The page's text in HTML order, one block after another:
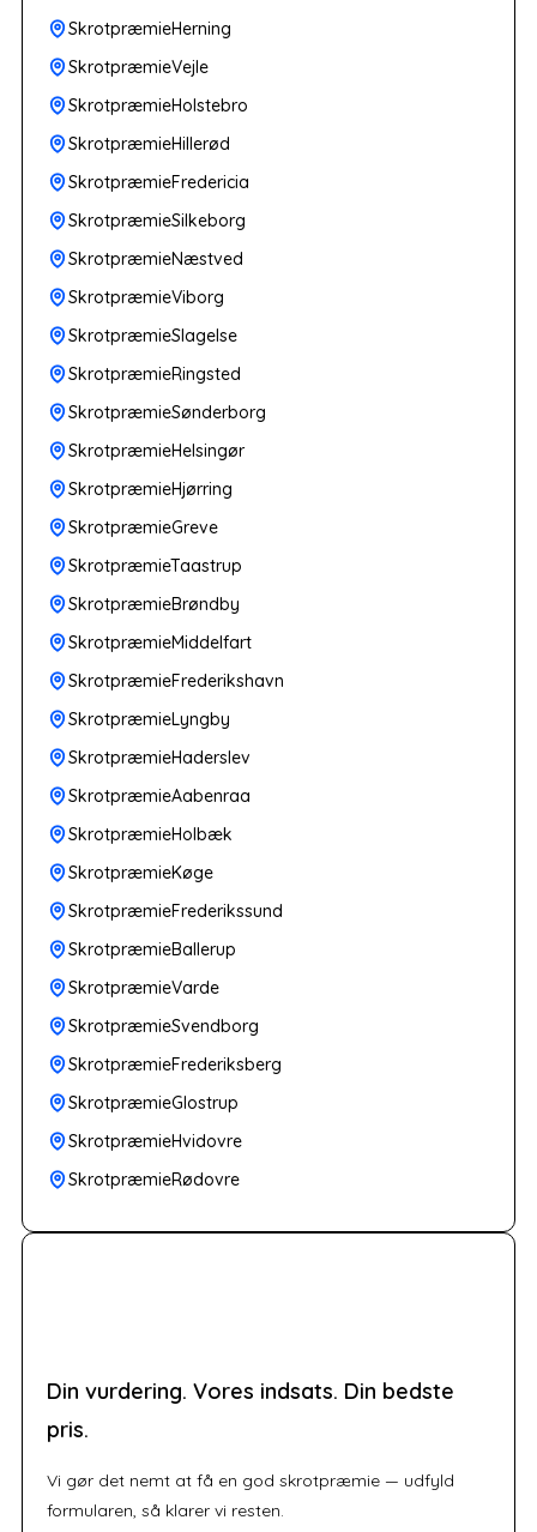
SkrotpræmieHerning
SkrotpræmieVejle
SkrotpræmieHolstebro
SkrotpræmieHillerød
SkrotpræmieFredericia
SkrotpræmieSilkeborg
SkrotpræmieNæstved
SkrotpræmieViborg
SkrotpræmieSlagelse
SkrotpræmieRingsted
SkrotpræmieSønderborg
SkrotpræmieHelsingør
SkrotpræmieHjørring
SkrotpræmieGreve
SkrotpræmieTaastrup
SkrotpræmieBrøndby
SkrotpræmieMiddelfart
SkrotpræmieFrederikshavn
SkrotpræmieLyngby
SkrotpræmieHaderslev
SkrotpræmieAabenraa
SkrotpræmieHolbæk
SkrotpræmieKøge
SkrotpræmieFrederikssund
SkrotpræmieBallerup
SkrotpræmieVarde
SkrotpræmieSvendborg
SkrotpræmieFrederiksberg
SkrotpræmieGlostrup
SkrotpræmieHvidovre
SkrotpræmieRødovre
Din vurdering. Vores indsats. Din bedste
pris.
Vi gør det nemt at få en god skrotpræmie — udfyld
formularen, så klarer vi resten.